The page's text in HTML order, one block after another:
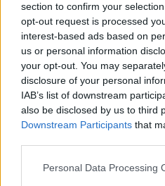
section to confirm your
opt-out request is processed
interest-based ads based on
us or personal information
your opt-out. You may
disclosure of your personal
IAB’s list of downstream
also be disclosed by us to third
Downstream Participants that
Please note that this website/
Personal Data Processing
4+1 szellempláza
kong az
nyitott, már
kísértetek
Zubreczki Dávid•2013. december 02.